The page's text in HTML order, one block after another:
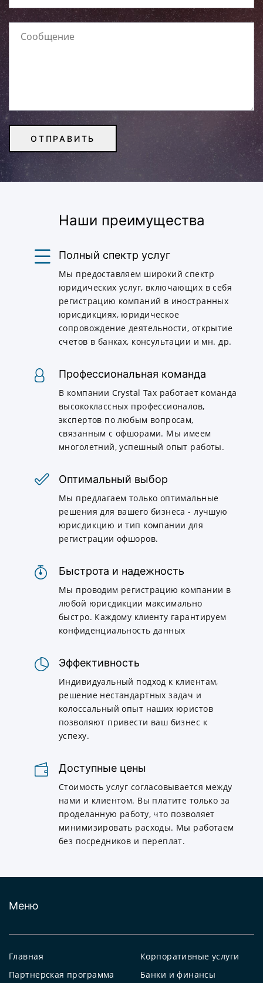
Наши преимущества
Полный спектр услуг
Мы предоставляем широкий спектр
юридических услуг, включающих в себя
регистрацию компаний в иностранных
юрисдикциях, юридическое
сопровождение деятельности, открытие
счетов в банках, консультации и мн. др.
Профессиональная команда
В компании Crystal Tax работает команда
высококлассных профессионалов,
экспертов по любым вопросам,
связанным с офшорами. Мы имеем
многолетний, успешный опыт работы.
Оптимальный выбор
Мы предлагаем только оптимальные
решения для вашего бизнеса - лучшую
юрисдикцию и тип компании для
регистрации офшоров.
Быстрота и надежность
Мы проводим регистрацию компании в
любой юрисдикции максимально
быстро. Каждому клиенту гарантируем
конфиденциальность данных
Эффективность
Индивидуальный подход к клиентам,
решение нестандартных задач и
колоссальный опыт наших юристов
позволяют привести ваш бизнес к
успеху.
Доступные цены
Стоимость услуг согласовывается между
нами и клиентом. Вы платите только за
проделанную работу, что позволяет
минимизировать расходы. Мы работаем
без посредников и переплат.
Меню
Главная
Партнерская программа
Корпоративные услуги
Банки и финансы